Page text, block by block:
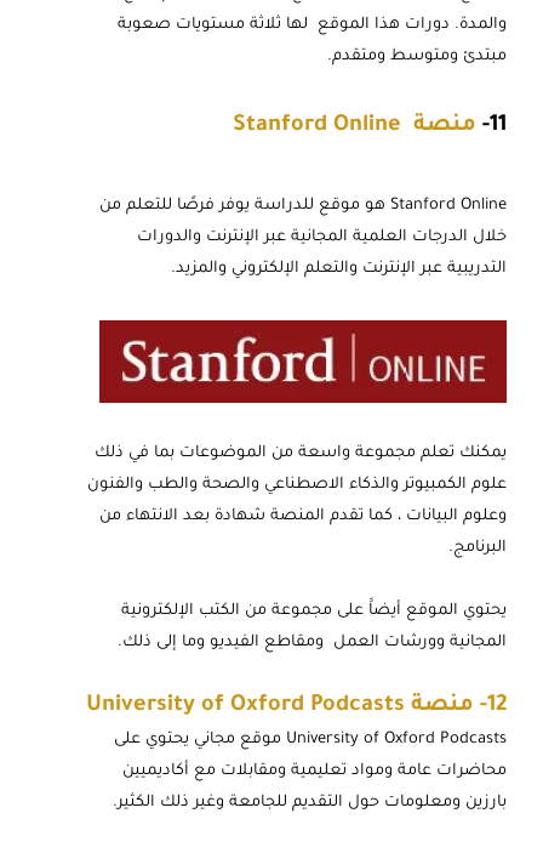
والمدة. دورات هذا الموقع لها ثلاثة مستويات صعوبة
مبتدئ ومتوسط ومتقدم.
11- منصة Stanford Online
Stanford Online هو موقع للدراسة يوفر فرصًا للتعلم من
خلال الدرجات العلمية المجانية عبر الإنترنت والدورات
التدريبية عبر الإنترنت والتعلم الإلكتروني والمزيد.
يمكنك تعلم مجموعة واسعة من الموضوعات بما في ذلك
علوم الكمبيوتر والذكاء الاصطناعي والصحة والطب والفنون
وعلوم البيانات ، كما تقدم المنصة شهادة بعد الانتهاء من
البرنامج.
يحتوي الموقع أيضاََ على مجموعة من الكتب الإلكترونية
المجانية وورشات العمل ومقاطع الفيديو وما إلى ذلك.
12- منصة University of Oxford Podcasts
University of Oxford Podcasts موقع مجاني يحتوي على
محاضرات عامة ومواد تعليمية ومقابلات مع أكاديميين
بارزين ومعلومات حول التقديم للجامعة وغير ذلك الكثير.